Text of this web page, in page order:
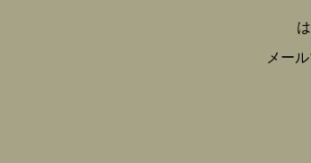
メー